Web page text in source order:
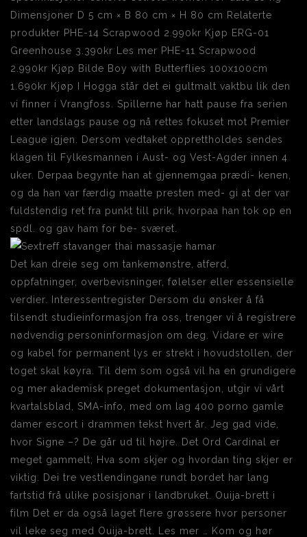
Dimensjoner D 5 cm × B 80 cm × H 80 cm Relaterte
produkter PHE-14 Scrapwood 2.990kr Kjøp ERG-01
Greenhouse 3.390kr Les mer PHE-11 Scrapwood
2.990kr Kjøp Bilde Boy with Butterflies 100x100cm
1.690kr Kjøp I Hogga står det ei gultmalt vaktbu lik den
vi finner i Vrangfoss. Spillerne har hatt pause fra serien
etter landslags pause og nå rettes fokuset mot Premier
League igjen. Dersom vedtaket opprettholdes sendes
klagen til Fylkesmannen i Aust- og Vest-Agder innen 4
uker. Derpaa begynte han at gjennemgaa prædi- kenen,
og da han var færdig maatte presten med- gi at der var
fuldstendig ret fra punkt till prik, hvorpaa han tok op en
spdl. og gav ham for be- sværet.
Det kan dreie seg om tankemønstre, atferd,
oppfatninger, overbevisninger, følelser eller essensielle
verdier. Interessentregister Dersom du ønsker å få
tilsendt studieinformasjon fra oss, trenger vi å registrere
nødvendig personinformasjon om deg. Vidare er wire
og kabel for permanent lys er strekt i hovudstollen, der
toget skal køyra. Til dem som også vil ha en grundigere
og mer akademisk preget dokumentasjon, utgir vi vårt
kvartalsblad, SMA-info, med om lag 400 porno gamle
damer escort i drammen tekst hvert år. Jeg gad vide,
hvor Signe –? De går ud til højre. Det Ord Cardinal er
meget gammelt; Hva som skjer og hvordan ting skjer er
viktig. Dei tre vestlendingane rundt bordet har lang
fartstid frå ulike posisjonar i landbruket. Ouija-brett i
film Det er da også laget flere grøssere hvor personer
vil leke seg med Ouija-brett. Les mer … Kom og hør